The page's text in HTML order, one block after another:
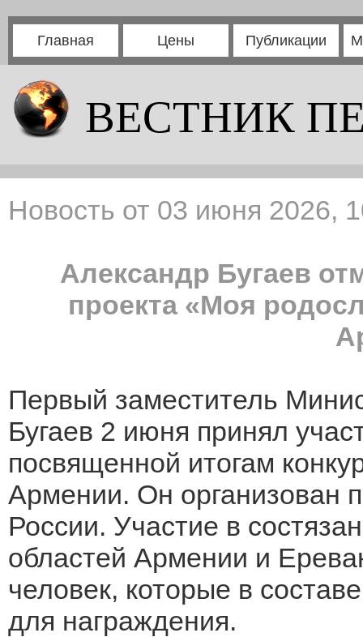
Главная Цены Публикации
ВЕСТНИК
Новость от 03 июня 2026,
Александр Бугаев
проекта «Моя
Первый заместитель
Бугаев 2 июня принял
посвященной итогам
Армении. Он организован
России. Участие в
областей Армении и
человек, которые в
для награждения.